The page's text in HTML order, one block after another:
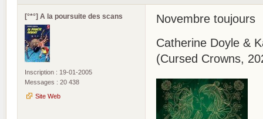
[°*°] A la poursuite des scans
Inscription : 19-01-2005
Messages : 20 438
Site Web
Novembre toujours
Catherine Doyle &
(Cursed Crowns,